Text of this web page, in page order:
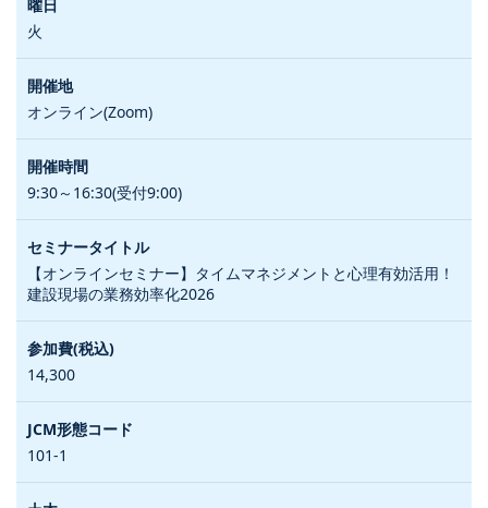
火
オンライン(Zoom)
9:30～16:30(受付9:00)
【オンラインセミナー】タイムマネジメントと心理有効活用！
建設現場の業務効率化2026
14,300
101-1